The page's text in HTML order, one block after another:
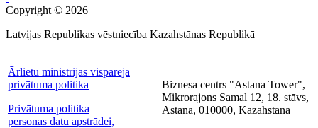
Copyright © 2026
Latvijas Republikas vēstniecība Kazahstānas Republikā
Ārlietu ministrijas vispārējā
privātuma politika
Privātuma politika
personas datu apstrādei,
Biznesa centrs "Astana Tower",
Mikrorajons Samal 12, 18. stāvs,
Astana, 010000, Kazahstāna